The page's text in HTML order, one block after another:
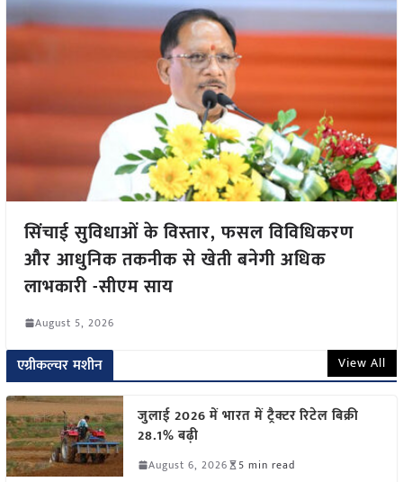
सिंचाई सुविधाओं के विस्तार, फसल विविधिकरण
और आधुनिक तकनीक से खेती बनेगी अधिक
लाभकारी -सीएम साय
August 5, 2026
एग्रीकल्चर मशीन View All
जुलाई 2026 में भारत में ट्रैक्टर रिटेल बिक्री
28.1% बढ़ी
August 6, 2026 5 min read